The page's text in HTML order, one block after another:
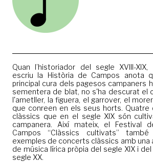
Quan l’historiador del segle XVIII-XIX,
escriu la Història de Campos anota
principal cura dels pagesos campaners
sementera de blat, no s'ha descurat el
l'ametller, la figuera, el garrover, el
que conreen en els seus horts. Quatre
clàssics que en el segle XIX són
campanera. Així mateix, el Festival
Campos “Clàssics cultivats”
exemples de concerts clàssics amb una
de música lírica pròpia del segle XIX i
segle XX.